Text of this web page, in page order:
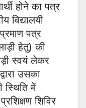
होने का पत्र
विद्यालयी
पत्र
हेतु) की
स्वयं लेकर
उसका
स्थिति में
शिविर